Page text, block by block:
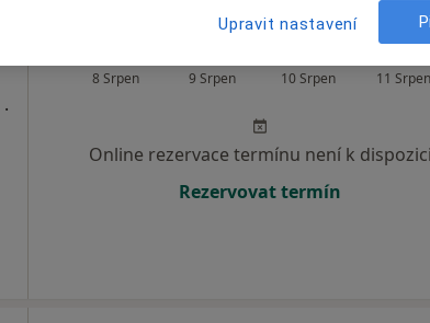
·
8 Srpen 9 Srpen 10 Srpen 11 Srpen
Online rezervace termínu není k dispozici
Rezervovat termín
Upravit nastavení